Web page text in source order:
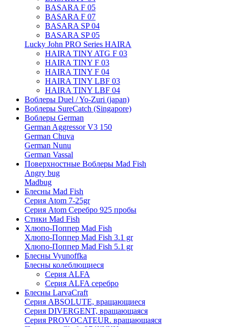
BASARA F 05
BASARA F 07
BASARA SP 04
BASARA SP 05
Lucky John PRO Series HAIRA
HAIRA TINY ATG F 03
HAIRA TINY F 03
HAIRA TINY F 04
HAIRA TINY LBF 03
HAIRA TINY LBF 04
Воблеры Duel / Yo-Zuri (japan)
Воблеры SureCatch (Singapore)
Воблеры German
German Aggressor V3 150
German Chuva
German Nunu
German Vassal
Поверхностные Воблеры Mad Fish
Angry bug
Madbug
Блесны Mad Fish
Серия Atom 7-25gr
Серия Atom Серебро 925 пробы
Стики Mad Fish
Хлюпо-Поппер Mad Fish
Хлюпо-Поппер Mad Fish 3.1 gr
Хлюпо-Поппер Mad Fish 5.1 gr
Блесны Vyunoffka
Блесны колеблющиеся
Серия ALFA
Серия ALFA серебро
Блесны LarvaCraft
Серия ABSOLUTE, вращающиеся
Серия DIVERGENT, вращающаяся
Серия PROVOCATEUR. вращающаяся